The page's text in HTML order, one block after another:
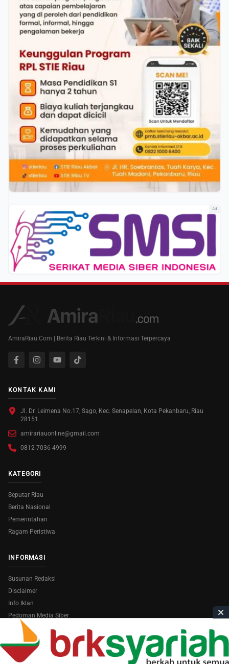
Ad
AmiraRiau.Com | Berita Riau Terkini & Informasi Terpercaya
KONTAK KAMI
Jl. Dr. Leimena No.17, Sago, Kec. Senapelan, Kota Pekanbaru, Riau
28151
amirariauonline@gmail.com
0812-7036-4999
KATEGORI
Seputar Riau
Berita Nasional
Pemerintahan
Ragam Peristiwa
INFORMASI
Susunan Redaksi
Disclaimer
Info Iklan
Pedoman Media Siber
Copyright © 2026 AmiraRiau.com . All Rights Reserved.